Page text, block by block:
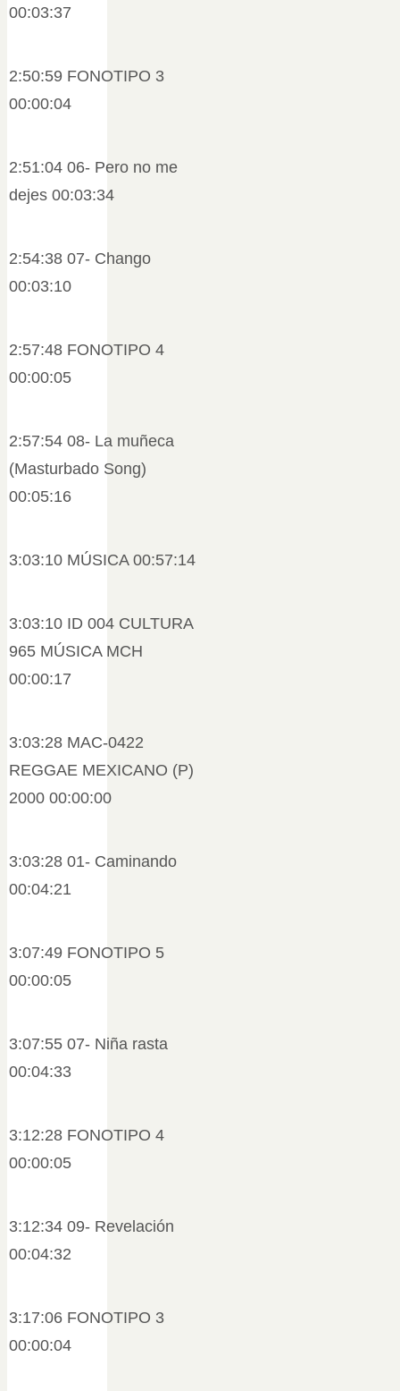
00:03:37
2:50:59 FONOTIPO 3
00:00:04
2:51:04 06- Pero no me
dejes 00:03:34
2:54:38 07- Chango
00:03:10
2:57:48 FONOTIPO 4
00:00:05
2:57:54 08- La muñeca
(Masturbado Song)
00:05:16
3:03:10 MÚSICA 00:57:14
3:03:10 ID 004 CULTURA
965 MÚSICA MCH
00:00:17
3:03:28 MAC-0422
REGGAE MEXICANO (P)
2000 00:00:00
3:03:28 01- Caminando
00:04:21
3:07:49 FONOTIPO 5
00:00:05
3:07:55 07- Niña rasta
00:04:33
3:12:28 FONOTIPO 4
00:00:05
3:12:34 09- Revelación
00:04:32
3:17:06 FONOTIPO 3
00:00:04